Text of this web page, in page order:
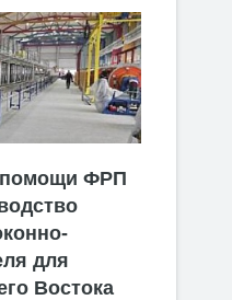
ФРП
для
Востока